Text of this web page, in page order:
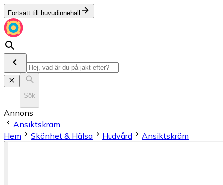
Fortsätt till huvudinnehåll
Sök
Annons
Ansiktskräm
Hem
Skönhet & Hälsa Hudvård Ansiktskräm